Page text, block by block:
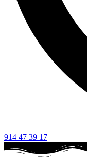
914 47 39 17